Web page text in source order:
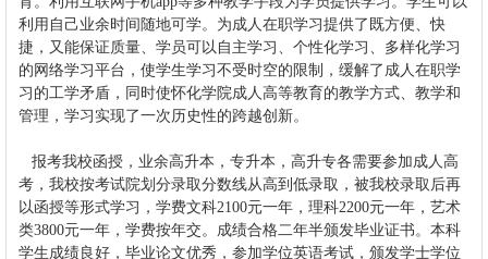
利用自己业余时间随地可学。为成人在职学习提供了既方便、快
捷，又能保证质量、学员可以自主学习、个性化学习、多样化学习
的网络学习平台，使学生学习不受时空的限制，缓解了成人在职学
习的工学矛盾，同时使怀化学院成人高等教育的教学方式、教学和
管理，学习实现了一次历史性的跨越创新。
报考我校函授，业余高升本，专升本，高升专各需要参加成人高
考，我校按考试院划分录取分数线从高到低录取，被我校录取后再
以函授等形式学习，学费文科2100元一年，理科2200元一年，艺术
类3800元一年，学费按年交。成绩合格二年半颁发毕业证书。本科
学生成绩良好，毕业论文优秀，参加学位英语考试，颁发学士学位